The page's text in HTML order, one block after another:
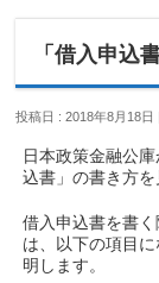
「借入申込
投稿日 : 2018年8月18日
日本政策金融公
込書」の書き方を
借入申込書を書
は、以下の項目
明します。